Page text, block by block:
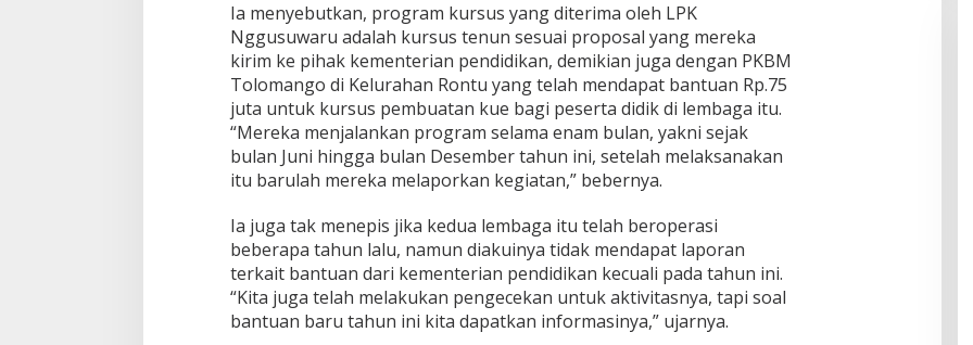
Ia menyebutkan, program kursus yang diterima oleh LPK
Nggusuwaru adalah kursus tenun sesuai proposal yang mereka
kirim ke pihak kementerian pendidikan, demikian juga dengan PKBM
Tolomango di Kelurahan Rontu yang telah mendapat bantuan Rp.75
juta untuk kursus pembuatan kue bagi peserta didik di lembaga itu.
“Mereka menjalankan program selama enam bulan, yakni sejak
bulan Juni hingga bulan Desember tahun ini, setelah melaksanakan
itu barulah mereka melaporkan kegiatan,” bebernya.
Ia juga tak menepis jika kedua lembaga itu telah beroperasi
beberapa tahun lalu, namun diakuinya tidak mendapat laporan
terkait bantuan dari kementerian pendidikan kecuali pada tahun ini.
“Kita juga telah melakukan pengecekan untuk aktivitasnya, tapi soal
bantuan baru tahun ini kita dapatkan informasinya,” ujarnya.